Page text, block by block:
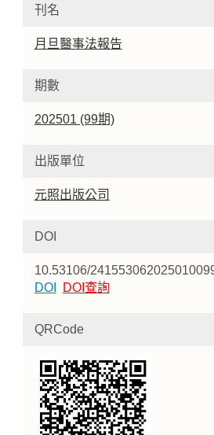
刊名
月旦醫事法報告
期數
202501 (99期)
出版單位
元照出版公司
DOI
10.53106/
DOI
DOI查詢
QRCode